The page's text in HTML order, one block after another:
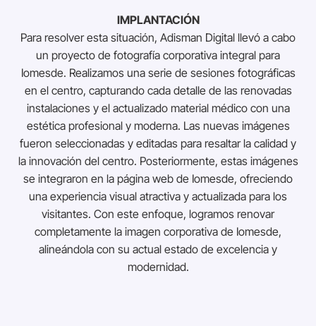
IMPLANTACIÓN
Para resolver esta situación, Adisman Digital llevó a cabo
un proyecto de fotografía corporativa integral para
Iomesde. Realizamos una serie de sesiones fotográficas
en el centro, capturando cada detalle de las renovadas
instalaciones y el actualizado material médico con una
estética profesional y moderna. Las nuevas imágenes
fueron seleccionadas y editadas para resaltar la calidad y
la innovación del centro. Posteriormente, estas imágenes
se integraron en la página web de Iomesde, ofreciendo
una experiencia visual atractiva y actualizada para los
visitantes. Con este enfoque, logramos renovar
completamente la imagen corporativa de Iomesde,
alineándola con su actual estado de excelencia y
modernidad.